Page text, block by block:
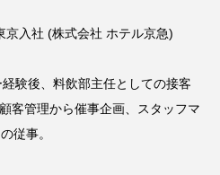
京入社 (株式会社 ホテル京急)
験後、料飲部主任としての接客
客管理から催事企画、スタッフマ
従事。